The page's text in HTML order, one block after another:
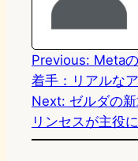
Previous: Meta
着手：リアルな
Next: ゼルダの
リンセスが主役に